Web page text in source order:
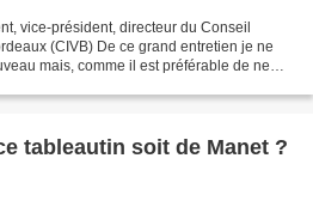
vice-président, directeur du Conseil
(CIVB) De ce grand entretien je ne
mais, comme il est préférable de ne
tableautin soit de Manet ?